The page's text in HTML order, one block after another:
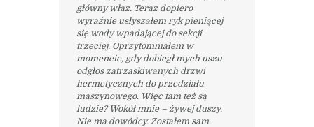
główny właz. Teraz dopiero
wyraźnie usłyszałem ryk pieniącej
się wody wpadającej do sekcji
trzeciej. Oprzytomniałem w
momencie, gdy dobiegł mych uszu
odgłos zatrzaskiwanych drzwi
hermetycznych do przedziału
maszynowego. Więc tam też są
ludzie? Wokół mnie – żywej duszy.
Nie ma dowódcy. Zostałem sam.